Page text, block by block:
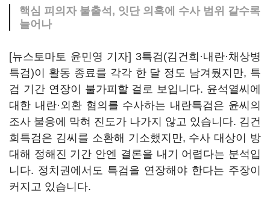
핵심 피의자 불출석, 잇단 의혹에 수사 범위 갈수록
늘어나
[뉴스토마토 윤민영 기자] 3특검(김건희·내란·채상병
특검)이 활동 종료를 각각 한 달 정도 남겨뒀지만, 특
검 기간 연장이 불가피할 걸로 보입니다. 윤석열씨에
대한 내란·외환 혐의를 수사하는 내란특검은 윤씨의
조사 불응에 막혀 진도가 나가지 않고 있습니다. 김건
희특검은 김씨를 소환해 기소했지만, 수사 대상이 방
대해 정해진 기간 안엔 결론을 내기 어렵다는 분석입
니다. 정치권에서도 특검을 연장해야 한다는 주장이
커지고 있습니다.